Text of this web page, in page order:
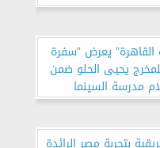
القاهرة” يعرض ”سفرة
يحيى الحلو ضمن
مدرسة السينما
بتجربة مصر الرائدة